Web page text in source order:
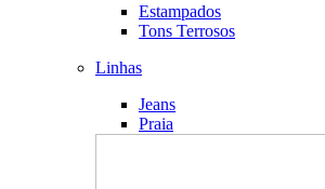
Estampados
Tons Terrosos
Linhas
Jeans
Praia